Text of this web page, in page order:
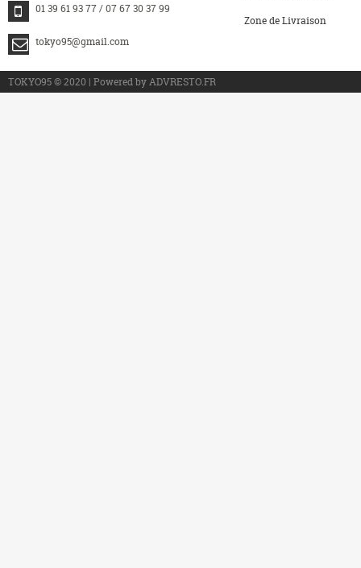
01 39 61 93 77 / 07 67 30 37 99
tokyo95@gmail.com
Zone de Livraison
TOKYO95 © 2020 | Powered by ADVRESTO.FR